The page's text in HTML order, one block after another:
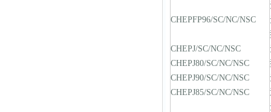
CHEPFP96/SC/NC/NSC
CHEPJ/SC/NC/NSC
CHEPJ80/SC/NC/NSC
CHEPJ90/SC/NC/NSC
CHEPJ85/SC/NC/NSC